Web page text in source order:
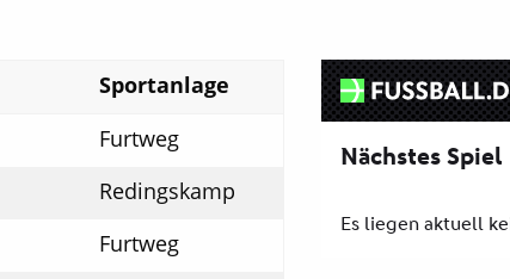
Sportanlage
Furtweg
Redingskamp
Furtweg